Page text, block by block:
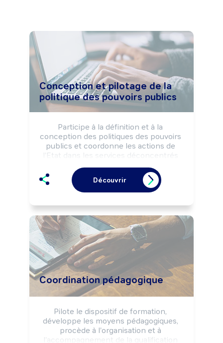
Conception et pilotage de la
politique des pouvoirs publics
Participe à la définition et à la
conception des politiques des pouvoirs
publics et coordonne les actions de
l'Etat dans les services déconcentrés
Peut contrôler et évaluer la mise en
oeuvre des politiques des pouvoirs
publics.
Découvrir
Coordination pédagogique
Pilote le dispositif de formation,
développe les moyens pédagogiques,
procède à l'organisation et à
l'accompagnement de la qualification